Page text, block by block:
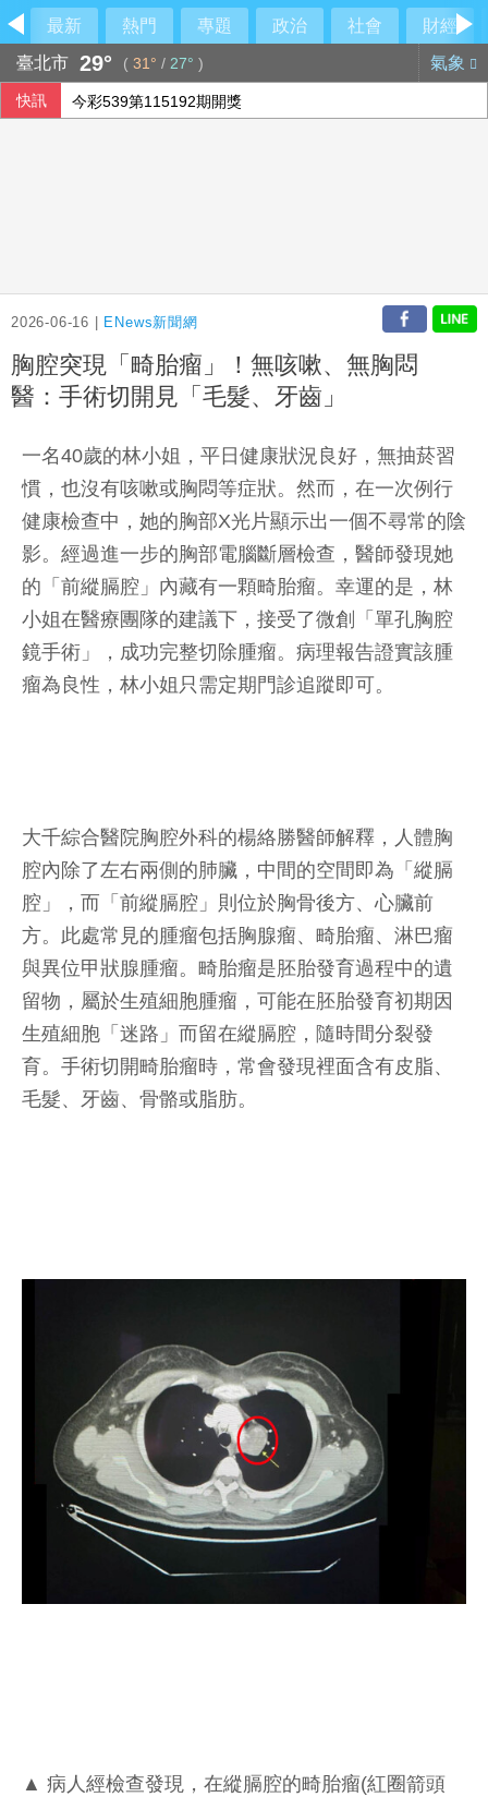
最新 熱門 專題 政治 社會
財經
臺北市 29° ( 31° / 27° ) 氣象
快訊 今彩539第115192期開獎
2026-06-16 | ENews新聞網
胸腔突現「畸胎瘤」！無咳嗽、無胸悶
醫：手術切開見「毛髮、牙齒」
一名40歲的林小姐，平日健康狀況良好，無抽菸習
慣，也沒有咳嗽或胸悶等症狀。然而，在一次例行
健康檢查中，她的胸部X光片顯示出一個不尋常的陰
影。經過進一步的胸部電腦斷層檢查，醫師發現她
的「前縱膈腔」內藏有一顆畸胎瘤。幸運的是，林
小姐在醫療團隊的建議下，接受了微創「單孔胸腔
鏡手術」，成功完整切除腫瘤。病理報告證實該腫
瘤為良性，林小姐只需定期門診追蹤即可。
大千綜合醫院胸腔外科的楊絡勝醫師解釋，人體胸
腔內除了左右兩側的肺臟，中間的空間即為「縱膈
腔」，而「前縱膈腔」則位於胸骨後方、心臟前
方。此處常見的腫瘤包括胸腺瘤、畸胎瘤、淋巴瘤
與異位甲狀腺腫瘤。畸胎瘤是胚胎發育過程中的遺
留物，屬於生殖細胞腫瘤，可能在胚胎發育初期因
生殖細胞「迷路」而留在縱膈腔，隨時間分裂發
育。手術切開畸胎瘤時，常會發現裡面含有皮脂、
毛髮、牙齒、骨骼或脂肪。
▲ 病人經檢查發現，在縱膈腔的畸胎瘤(紅圈箭頭